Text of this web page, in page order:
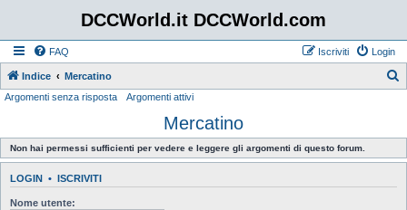
DCCWorld.it DCCWorld.com
FAQ Login
Iscriviti
Indice Mercatino
c
a
Argomenti senza risposta Argomenti attivi
Mercatino
Non hai permessi sufficienti per vedere e leggere gli argomenti di questo forum.
LOGIN • ISCRIVITI
Nome utente: